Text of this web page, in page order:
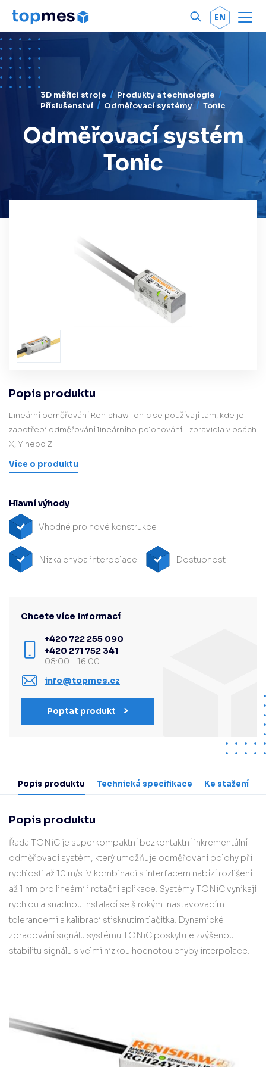
EN Menu
3D měřicí stroje
Produkty a technologie
Příslušenství
Odměřovací systémy Tonic
Odměřovací systém
Tonic
Popis produktu
Lineární odměřování Renishaw Tonic se používají tam, kde je
zapotřebí odměřování lineárního polohování - zpravidla v osách
X, Y nebo Z.
Více o produktu
Hlavní výhody
Vhodné pro nové konstrukce
Nízká chyba interpolace Dostupnost
Chcete více informací
+420 722 255 090
+420 271 752 341
08:00 - 16:00
info@topmes.cz
Poptat produkt
Popis produktu Technická specifikace Ke stažení
Popis produktu
Řada TONiC je superkompaktní bezkontaktní inkrementální
odměřovací systém, který umožňuje odměřování polohy při
rychlosti až 10 m/s. V kombinaci s interfacem nabízí rozlišení
až 1 nm pro lineární i rotační aplikace. Systémy TONiC vynikají
rychlou a snadnou instalací se širokými nastavovacími
tolerancemi a kalibrací stisknutím tlačítka. Dynamické
zpracování signálu systému TONiC poskytuje zvýšenou
stabilitu signálu s velmi nízkou hodnotou chyby interpolace.